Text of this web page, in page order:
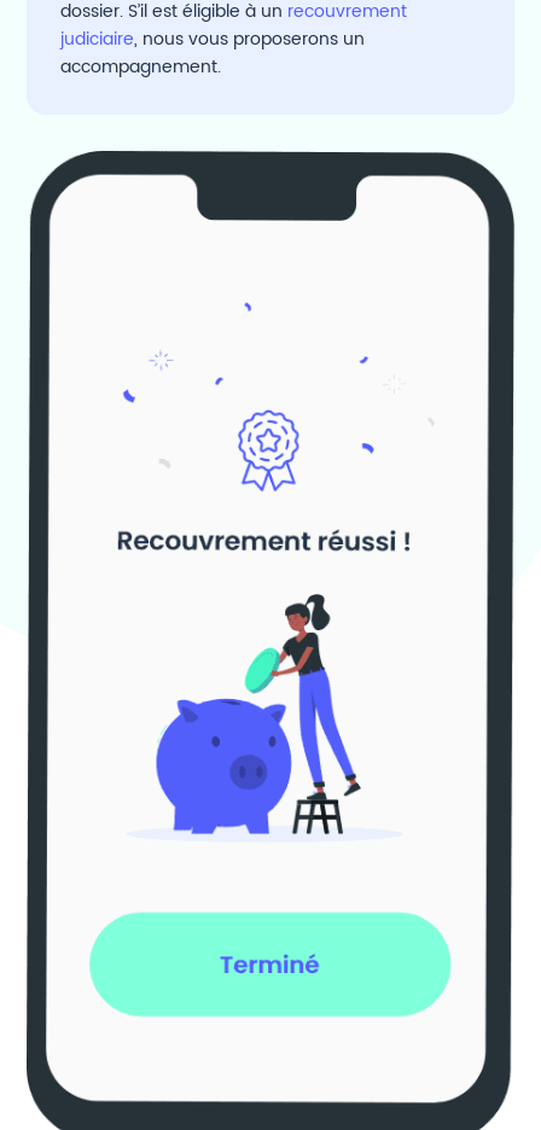
dossier. S’il est éligible à un recouvrement
judiciaire, nous vous proposerons un
accompagnement.